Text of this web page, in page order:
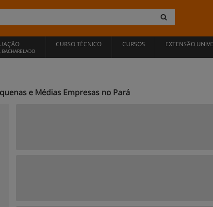
CURSO TÉCNICO CURSOS EXTENSÃO
e Médias Empresas no Pará